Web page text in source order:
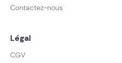
Contactez-nous
Légal
CGV